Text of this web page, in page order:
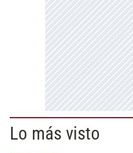
Lo más visto